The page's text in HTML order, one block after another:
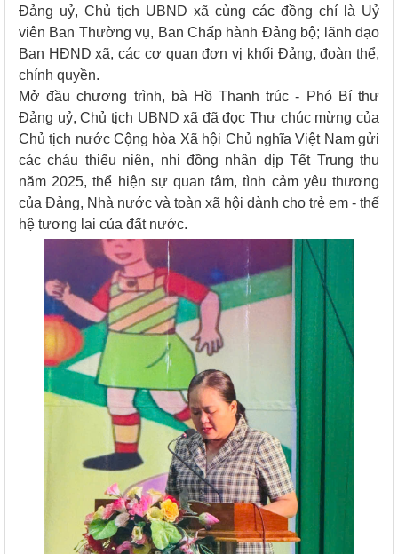
Đảng uỷ, Chủ tịch UBND xã cùng các đồng chí là Uỷ
viên Ban Thường vụ, Ban Chấp hành Đảng bộ; lãnh đạo
Ban HĐND xã, các cơ quan đơn vị khối Đảng, đoàn thể,
chính quyền.
Mở đầu chương trình, bà Hồ Thanh trúc - Phó Bí thư
Đảng uỷ, Chủ tịch UBND xã đã đọc Thư chúc mừng của
Chủ tịch nước Cộng hòa Xã hội Chủ nghĩa Việt Nam gửi
các cháu thiếu niên, nhi đồng nhân dịp Tết Trung thu
năm 2025, thể hiện sự quan tâm, tình cảm yêu thương
của Đảng, Nhà nước và toàn xã hội dành cho trẻ em - thế
hệ tương lai của đất nước.